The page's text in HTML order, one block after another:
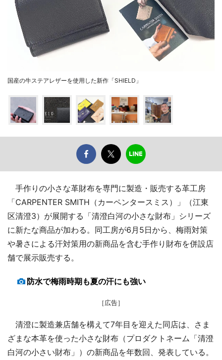
国産の牛ステアレザーを使用した新作「SHIELD」
手作りの小さな革財布を専門に製造・販売する革工房
「CARPENTER SMITH（カーペンタースミス）」（江東
区清澄3）が展開する「清澄白河の小さな財布」シリーズ
に新たな商品が加わる。同工房が6月5日から、梅雨対策
や暑さによる汗対策用の新商品を含む手作り財布を併設店
舗で展示販売する。
防水で梅雨時期も夏の汗にも強い
［広告］
清澄に製造兼店舗を構えて7年目を迎えた同店は、さま
ざまな本革を使った小さな財布（プロダクトネーム「清澄
白河の小さい財布」）の新商品を年数回、発表している。